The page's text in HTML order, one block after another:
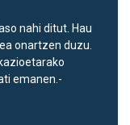
nahi ditut. Hau
onartzen duzu.
emanen.-